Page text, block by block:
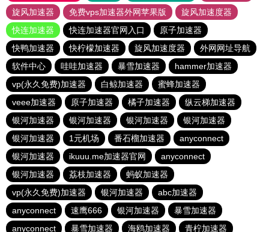
旋风加速器
免费vps加速器外网苹果版
旋风加速度器
快连加速器
快连加速器官网入口
原子加速器
快鸭加速器
快柠檬加速器 旋风加速度器
外网网址导航
软件中心
哇哇加速器 暴雪加速器
hammer加速器
vp(永久免费)加速器
白鲸加速器
蜜蜂加速器
veee加速器
原子加速器 橘子加速器
纵云梯加速器
银河加速器
银河加速器 银河加速器
银河加速器
银河加速器
1元机场 番石榴加速器
anyconnect
银河加速器
ikuuu.me加速器官网
anyconnect
银河加速器
荔枝加速器
蚂蚁加速器
vp(永久免费)加速器
银河加速器
abc加速器
anyconnect
速鹰666 银河加速器
暴雪加速器
anyconnect
暴雪加速器 海鸥加速器 青柠加速器